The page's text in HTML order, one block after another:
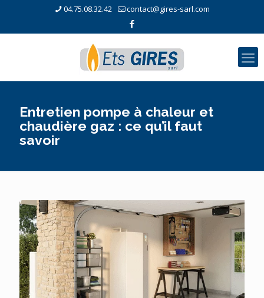
04.75.08.32.42 contact@gires-sarl.com
Entretien pompe à chaleur et
chaudière gaz : ce qu’il faut
savoir